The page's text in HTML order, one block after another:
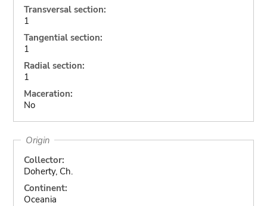
Transversal section:
1
Tangential section:
1
Radial section:
1
Maceration:
No
Origin
Collector:
Doherty, Ch.
Continent:
Oceania